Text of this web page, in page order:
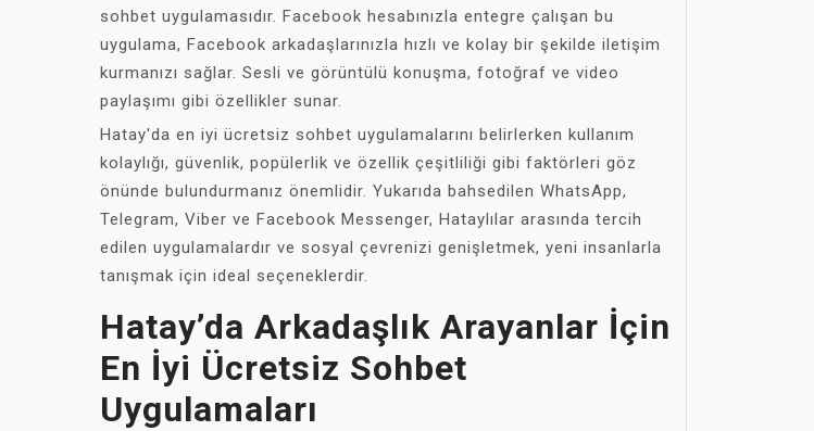
sohbet uygulamasıdır. Facebook hesabınızla entegre çalışan bu
uygulama, Facebook arkadaşlarınızla hızlı ve kolay bir şekilde iletişim
kurmanızı sağlar. Sesli ve görüntülü konuşma, fotoğraf ve video
paylaşımı gibi özellikler sunar.
Hatay'da en iyi ücretsiz sohbet uygulamalarını belirlerken kullanım
kolaylığı, güvenlik, popülerlik ve özellik çeşitliliği gibi faktörleri göz
önünde bulundurmanız önemlidir. Yukarıda bahsedilen WhatsApp,
Telegram, Viber ve Facebook Messenger, Hataylılar arasında tercih
edilen uygulamalardır ve sosyal çevrenizi genişletmek, yeni insanlarla
tanışmak için ideal seçeneklerdir.
Hatay’da Arkadaşlık Arayanlar İçin
En İyi Ücretsiz Sohbet
Uygulamaları